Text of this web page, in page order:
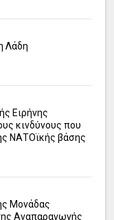
Λάδη
Ειρήνης
κινδύνους που
ΝΑΤΟϊκής βάσης
Μονάδας
Αναπαραγωγής